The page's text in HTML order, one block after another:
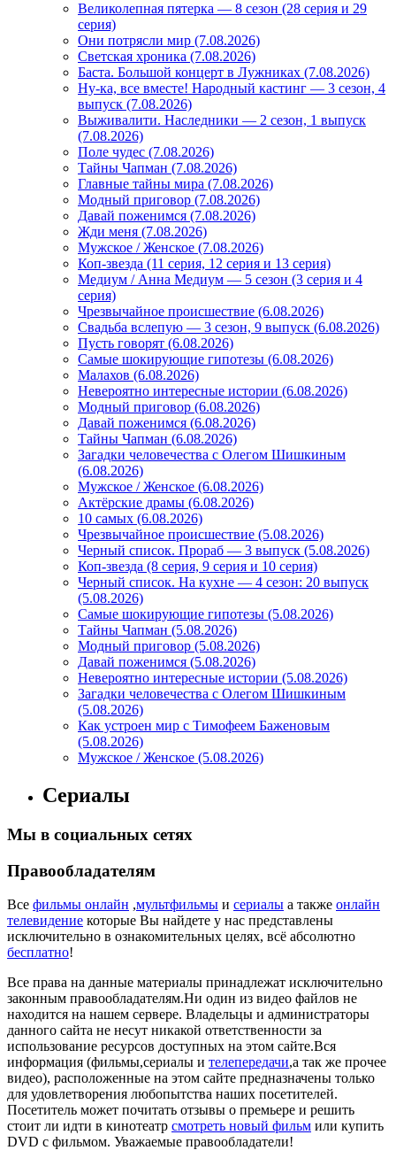
Великолепная пятерка — 8 сезон (28 серия и 29
серия)
Они потрясли мир (7.08.2026)
Светская хроника (7.08.2026)
Баста. Большой концерт в Лужниках (7.08.2026)
Ну-ка, все вместе! Народный кастинг — 3 сезон, 4
выпуск (7.08.2026)
Выживалити. Наследники — 2 сезон, 1 выпуск
(7.08.2026)
Поле чудес (7.08.2026)
Тайны Чапман (7.08.2026)
Главные тайны мира (7.08.2026)
Модный приговор (7.08.2026)
Давай поженимся (7.08.2026)
Жди меня (7.08.2026)
Мужское / Женское (7.08.2026)
Коп-звезда (11 серия, 12 серия и 13 серия)
Медиум / Анна Медиум — 5 сезон (3 серия и 4
серия)
Чрезвычайное происшествие (6.08.2026)
Свадьба вслепую — 3 сезон, 9 выпуск (6.08.2026)
Пусть говорят (6.08.2026)
Самые шокирующие гипотезы (6.08.2026)
Малахов (6.08.2026)
Невероятно интересные истории (6.08.2026)
Модный приговор (6.08.2026)
Давай поженимся (6.08.2026)
Тайны Чапман (6.08.2026)
Загадки человечества с Олегом Шишкиным
(6.08.2026)
Мужское / Женское (6.08.2026)
Актёрские драмы (6.08.2026)
10 самых (6.08.2026)
Чрезвычайное происшествие (5.08.2026)
Черный список. Прораб — 3 выпуск (5.08.2026)
Коп-звезда (8 серия, 9 серия и 10 серия)
Черный список. На кухне — 4 сезон: 20 выпуск
(5.08.2026)
Самые шокирующие гипотезы (5.08.2026)
Тайны Чапман (5.08.2026)
Модный приговор (5.08.2026)
Давай поженимся (5.08.2026)
Невероятно интересные истории (5.08.2026)
Загадки человечества с Олегом Шишкиным
(5.08.2026)
Как устроен мир с Тимофеем Баженовым
(5.08.2026)
Мужское / Женское (5.08.2026)
Сериалы
Мы в социальных сетях
Правообладателям
Все фильмы онлайн ,мультфильмы и сериалы а также онлайн
телевидение которые Вы найдете у нас представлены
исключительно в ознакомительных целях, всё абсолютно
бесплатно!
Все права на данные материалы принадлежат исключительно
законным правообладателям.Ни один из видео файлов не
находится на нашем сервере. Владельцы и администраторы
данного сайта не несут никакой ответственности за
использование ресурсов доступных на этом сайте.Вся
информация (фильмы,сериалы и телепередачи,а так же прочее
видео), расположенные на этом сайте предназначены только
для удовлетворения любопытства наших посетителей.
Посетитель может почитать отзывы о премьере и решить
стоит ли идти в кинотеатр смотреть новый фильм или купить
DVD с фильмом. Уважаемые правообладатели!